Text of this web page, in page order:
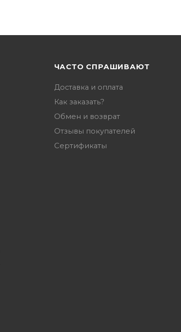
ЧАСТО СПРАШИВАЮТ
Доставка и оплата
Как заказать?
Обмен и возврат
Отзывы покупателей
Сертификаты